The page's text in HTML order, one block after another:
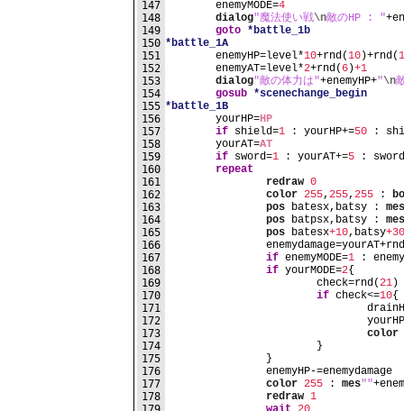
147
148
149
150
151
152
153
154
155
156
157
158
159
160
161
162
163
164
165
166
167
168
169
170
171
172
173
174
175
176
177
178
	enemyMODE=
4
dialog"魔法使い戦\n敵のHP : "
goto *battle_1b
*battle_1A
	enemyHP=level*
10+rnd(10 )+rnd(
	enemyAT=level*
2+rnd( 6 )+1
dialog"敵の体力は"+enemyHP+"\n
gosub *scenechange_begin
*battle_1B
	yourHP=
HP
if shield=1 : yourHP+=50 :
	yourAT=
AT
if sword=1 : yourAT+=5 :
repeat
redraw 0
color 255, 255, 255 :
pos batesx,batsy : mes
pos batpsx,batsy : mes
pos batesx+10,batsy+30
if enemyMODE=1 :
if yourMODE=2{
			check=rnd(
21 )
if check<=10{
color
			}
		}
		enemyHP-=enemydamage
color 255 : mes""
redraw 1